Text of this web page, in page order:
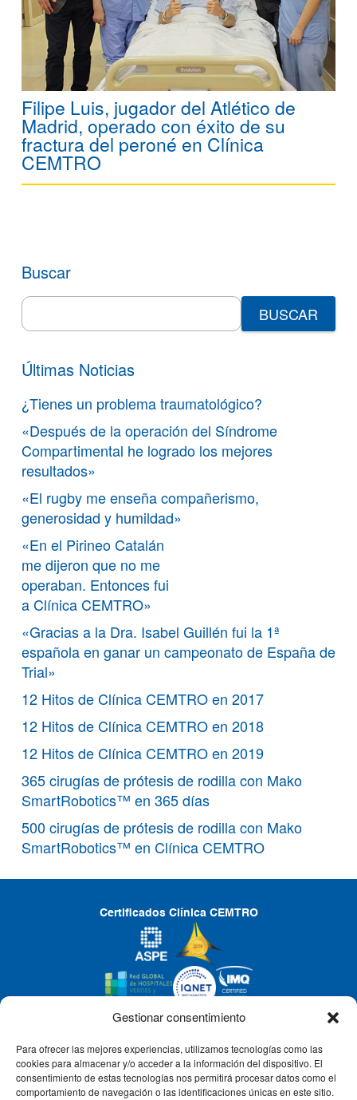
Gestionar consentimiento
Para ofrecer las mejores experiencias, utilizamos tecnologías como las
cookies para almacenar y/o acceder a la información del dispositivo. El
consentimiento de estas tecnologías nos permitirá procesar datos como el
comportamiento de navegación o las identificaciones únicas en este sitio.
Filipe Luis, jugador del Atlético de
Madrid, operado con éxito de su
fractura del peroné en Clínica
CEMTRO
Buscar
Search
for:
Últimas Noticias
¿Tienes un problema traumatológico?
«Después de la operación del Síndrome
Compartimental he logrado los mejores
resultados»
«El rugby me enseña compañerismo,
generosidad y humildad»
«En el Pirineo Catalán
me dijeron que no me
operaban. Entonces fui
a Clínica CEMTRO»
«Gracias a la Dra. Isabel Guillén fui la 1ª
española en ganar un campeonato de España de
Trial»
12 Hitos de Clínica CEMTRO en 2017
12 Hitos de Clínica CEMTRO en 2018
12 Hitos de Clínica CEMTRO en 2019
365 cirugías de prótesis de rodilla con Mako
SmartRobotics™ en 365 días
500 cirugías de prótesis de rodilla con Mako
SmartRobotics™ en Clínica CEMTRO
Certificados Clínica CEMTRO
CLÍNICA CEMTRO